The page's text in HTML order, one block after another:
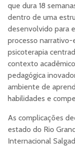
que dura 18
dentro de uma
desenvolvido para
processo narrativo-
psicoterapia
contexto
pedagógica
ambiente de
habilidades e
As complicações
estado do Rio
Internacional